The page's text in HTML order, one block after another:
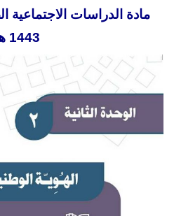
مادة الدراسات
1443 هـ